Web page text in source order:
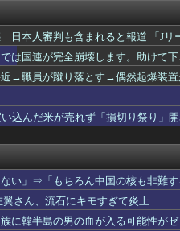
」と訴える市民団体、それ...
全力で拒否るｗｗｗｗｗｗ...
外びっくり仰天！（海外の...
残すから無理です」⇒物議...
」ゆうぎり、「ウマ娘」ナ...
崩壊します。助けて下さい...
ってるけどあれなんのため...
してしまうｗｗｗｗｗｗ...
むちやん…」
は使いにくいぞ！」
日本人審判も含まれると報道 「Jリ
は国連が完全崩壊します。助けて下
→職員が蹴り落とす→偶然起爆装
込んだ米が売れず「損切り祭り」
い」⇒「もちろん中国の核も非難
翼さん、流石にキモすぎて炎上
に韓半島の男の血が入る可能性がゼ